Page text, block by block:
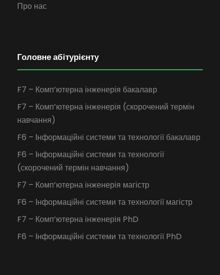
Про нас
Головне абітурієнту
F7 – Комп’ютерна інженерія бакалавр
F7 – Комп’ютерна інженерія (скорочений термін
навчання)
F6 – Інформаційні системи та технології бакалавр
F6 – Інформаційні системи та технології
(скорочений термін навчання)
F7 – Комп’ютерна інженерія магістр
F6 – Інформаційні системи та технології магістр
F7 – Комп’ютерна інженерія PhD
F6 – Інформаційні системи та технології PhD